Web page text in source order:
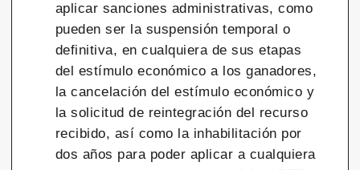
aplicar sanciones administrativas, como
pueden ser la suspensión temporal o
definitiva, en cualquiera de sus etapas
del estímulo económico a los ganadores,
la cancelación del estímulo económico y
la solicitud de reintegración del recurso
recibido, así como la inhabilitación por
dos años para poder aplicar a cualquiera